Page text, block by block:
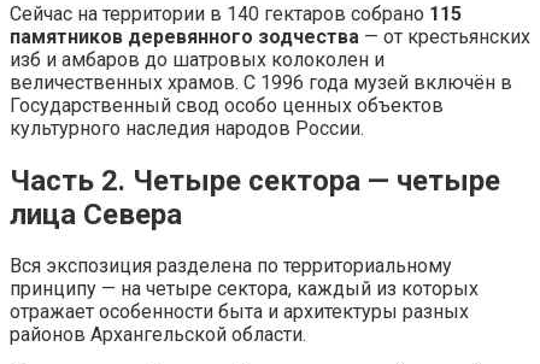
Сейчас на территории в 140 гектаров собрано 115
памятников деревянного зодчества — от крестьянских
изб и амбаров до шатровых колоколен и
величественных храмов. С 1996 года музей включён в
Государственный свод особо ценных объектов
культурного наследия народов России.
Часть 2. Четыре сектора — четыре
лица Севера
Вся экспозиция разделена по территориальному
принципу — на четыре сектора, каждый из которых
отражает особенности быта и архитектуры разных
районов Архангельской области.